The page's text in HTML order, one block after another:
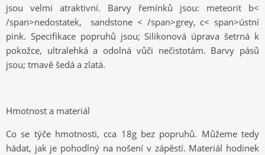
jsou velmi atraktivní. Barvy řemínků jsou: meteorit b<
/span>nedostatek, sandstone< /span>grey, c< span>ústní
pink. Specifikace popruhů jsou; Silikonová úprava šetrná k
pokožce, ultralehká a odolná vůči nečistotám. Barvy pásů
jsou; tmavě šedá a zlatá.
Hmotnost a materiál
Co se týče hmotnosti, cca 18g bez popruhů. Můžeme tedy
hádat, jak je pohodlný na nošení v zápěstí. Materiál hodinek